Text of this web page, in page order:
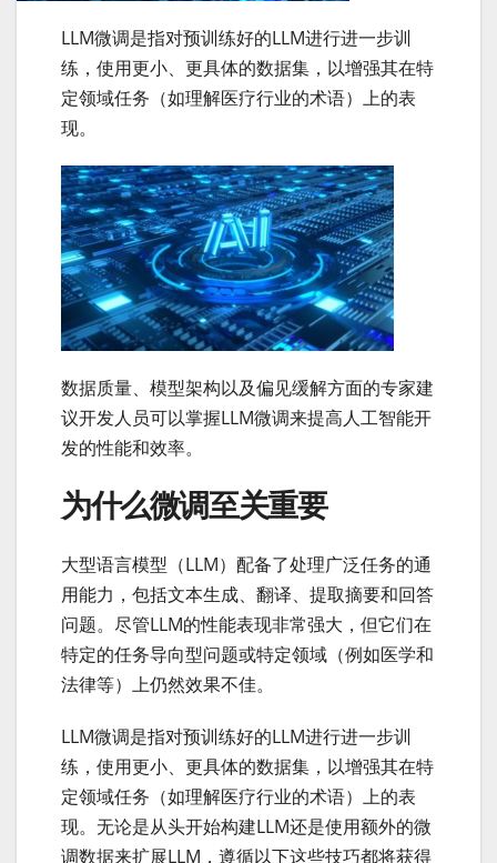
LLM微调是指对预训练好的LLM进行进一步训
练，使用更小、更具体的数据集，以增强其在特
定领域任务（如理解医疗行业的术语）上的表
现。
数据质量、模型架构以及偏见缓解方面的专家建
议开发人员可以掌握LLM微调来提高人工智能开
发的性能和效率。
为什么微调至关重要
大型语言模型（LLM）配备了处理广泛任务的通
用能力，包括文本生成、翻译、提取摘要和回答
问题。尽管LLM的性能表现非常强大，但它们在
特定的任务导向型问题或特定领域（例如医学和
法律等）上仍然效果不佳。
LLM微调是指对预训练好的LLM进行进一步训
练，使用更小、更具体的数据集，以增强其在特
定领域任务（如理解医疗行业的术语）上的表
现。无论是从头开始构建LLM还是使用额外的微
调数据来扩展LLM，遵循以下这些技巧都将获得